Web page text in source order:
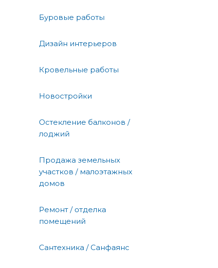
Буровые работы
Дизайн интерьеров
Кровельные работы
Новостройки
Остекление балконов /
лоджий
Продажа земельных
участков / малоэтажных
домов
Ремонт / отделка
помещений
Сантехника / Санфаянс